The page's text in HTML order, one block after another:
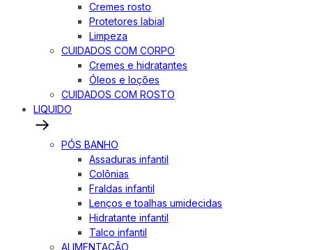
Cremes rosto
Protetores labial
Limpeza
CUIDADOS COM CORPO
Cremes e hidratantes
Óleos e loções
CUIDADOS COM ROSTO
LIQUIDO
PÓS BANHO
Assaduras infantil
Colônias
Fraldas infantil
Lenços e toalhas umidecidas
Hidratante infantil
Talco infantil
ALIMENTAÇÃO